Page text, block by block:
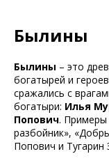
Былины
Былины – это
богатырей и
сражались с
богатыри: Илья
Попович.
разбойник»,
Попович и Тугарин